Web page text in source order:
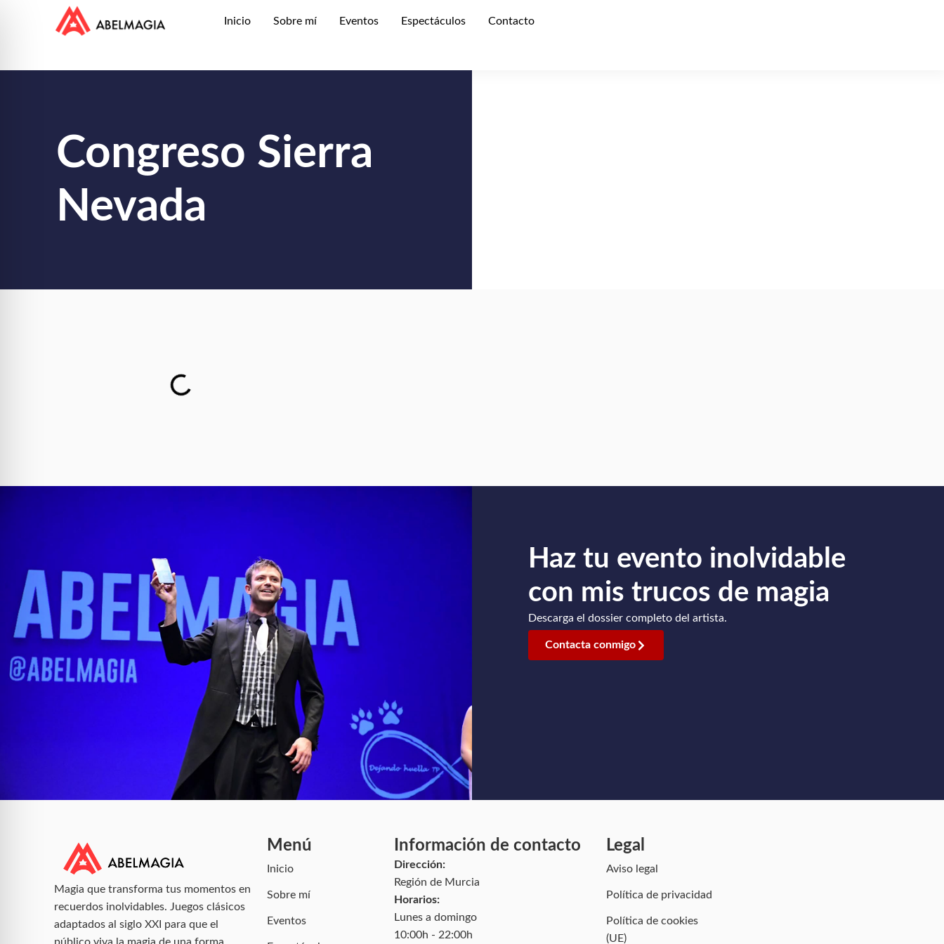
Inicio Sobre mí Eventos Espectáculos Contacto
Congreso Sierra
Nevada
Haz tu evento inolvidable
con mis trucos de magia
Descarga el dossier completo del artista.
Contacta conmigo
Magia que transforma tus momentos en
recuerdos inolvidables. Juegos clásicos
adaptados al siglo XXI para que el
Menú
Inicio
Sobre mí
Eventos
Información de contacto
Dirección:
Región de Murcia
Horarios:
Lunes a domingo
10:00h - 22:00h
Legal
Aviso legal
Política de privacidad
Política de cookies
(UE)